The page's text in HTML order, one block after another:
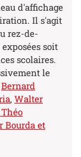
d'affichage
Il s'agit
rez-de-
soit
scolaires.
le
Bernard
, Walter
Bourda et